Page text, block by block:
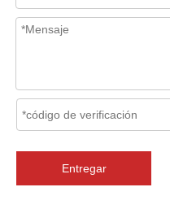
Entregar